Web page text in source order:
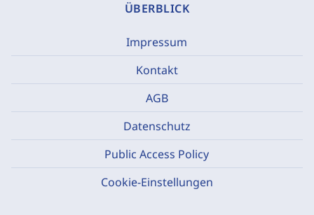
ÜBERBLICK
Impressum
Kontakt
AGB
Datenschutz
Public Access Policy
Cookie-Einstellungen